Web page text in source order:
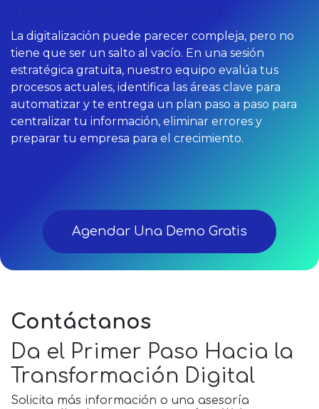
La digitalización puede parecer compleja, pero no
tiene que ser un salto al vacío. En una sesión
estratégica gratuita, nuestro equipo evalúa tus
procesos actuales, identifica las áreas clave para
automatizar y te entrega un plan paso a paso para
centralizar tu información, eliminar errores y
preparar tu empresa para el crecimiento.
Agendar Una Demo Gratis
Contáctanos
Da el Primer Paso Hacia la
Transformación Digital
Solicita más información o una asesoría